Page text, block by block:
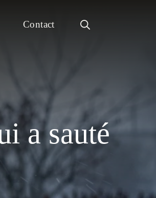
Contact
a sauté